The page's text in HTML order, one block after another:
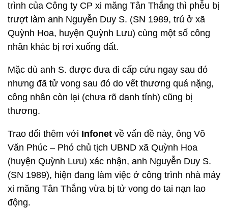
trình của Công ty CP xi măng Tân Thắng thì phễu bị
trượt làm anh Nguyễn Duy S. (SN 1989, trú ở xã
Quỳnh Hoa, huyện Quỳnh Lưu) cùng một số công
nhân khác bị rơi xuống đất.
Mặc dù anh S. được đưa đi cấp cứu ngay sau đó
nhưng đã tử vong sau đó do vết thương quá nặng,
công nhân còn lại (chưa rõ danh tính) cũng bị
thương.
Trao đổi thêm với Infonet về vấn đề này, ông Võ
Văn Phúc – Phó chủ tịch UBND xã Quỳnh Hoa
(huyện Quỳnh Lưu) xác nhận, anh Nguyễn Duy S.
(SN 1989), hiện đang làm việc ở công trình nhà máy
xi măng Tân Thắng vừa bị tử vong do tai nạn lao
động.